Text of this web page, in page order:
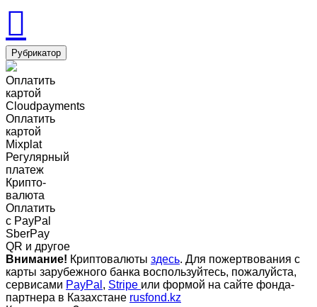
Рубрикатор
Оплатить
картой
Cloudpayments
Оплатить
картой
Mixplat
Регулярный
платеж
Крипто-
валюта
Оплатить
c PayPal
SberPay
QR и другое
Внимание! Криптовалюты здесь. Для пожертвования с
карты зарубежного банка воспользуйтесь, пожалуйста,
сервисами PayPal , Stripe или формой на сайте фонда-
партнера в Казахстане rusfond.kz